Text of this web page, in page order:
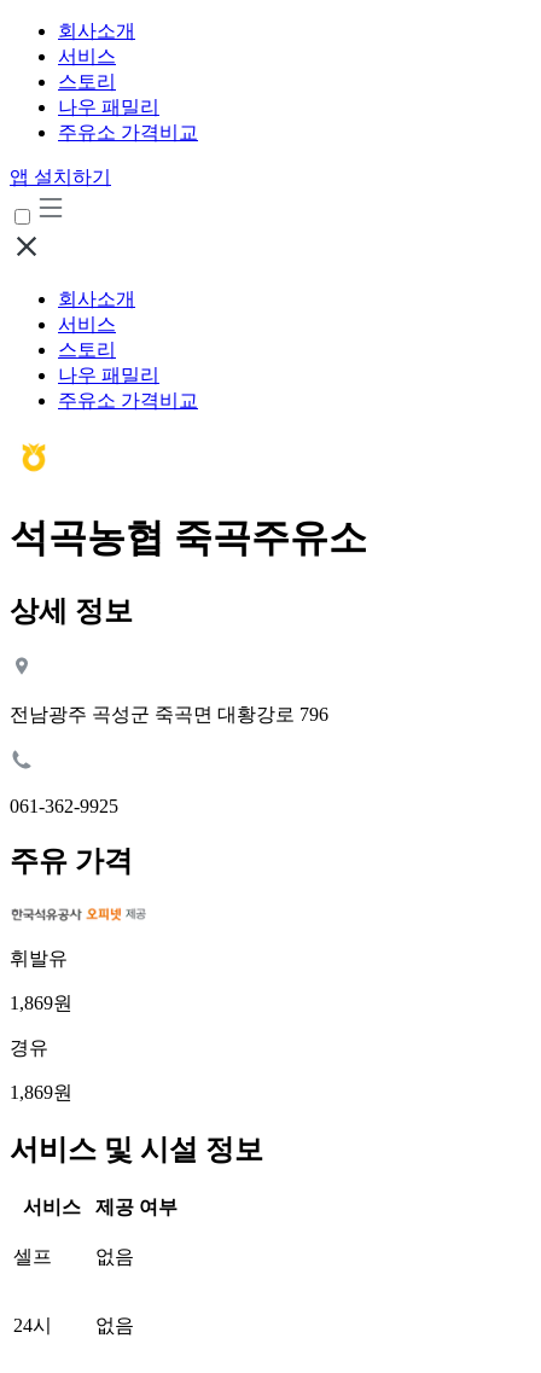
회사소개
서비스
스토리
나우 패밀리
주유소 가격비교
앱 설치하기
회사소개
서비스
스토리
나우 패밀리
주유소 가격비교
석곡농협 죽곡주유소
상세 정보
전남광주 곡성군 죽곡면 대황강로 796
061-362-9925
주유 가격
휘발유
1,869원
경유
1,869원
서비스 및 시설 정보
서비스 제공 여부
셀프 없음
24시 없음